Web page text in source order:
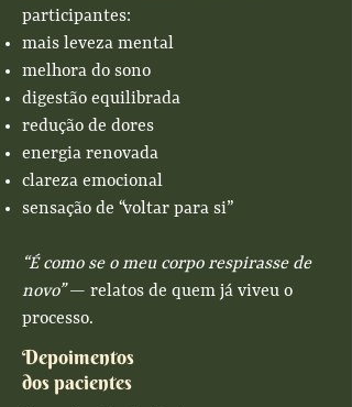
participantes:
mais leveza mental
melhora do sono
digestão equilibrada
redução de dores
energia renovada
clareza emocional
sensação de “voltar para si”
“É como se o meu corpo respirasse de
novo”— relatos de quem já viveu o
processo.
Depoimentos
dos pacientes